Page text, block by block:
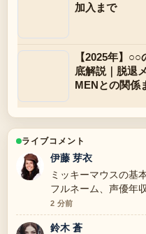
加入まで
【2025年】
底解説｜脱退
MENとの関係
ライブコメント
伊藤 芽衣
ミッキーマウスの基
フルネーム、声優年
説 の背景説明が助か
さい。
2 分前
鈴木 蒼